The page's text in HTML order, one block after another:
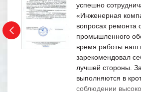
успешно
«Инженерная
вопросах ремонта
промышленного
время работы наш
зарекомендовал
лучшей стороны.
выполняются в
соблюдении